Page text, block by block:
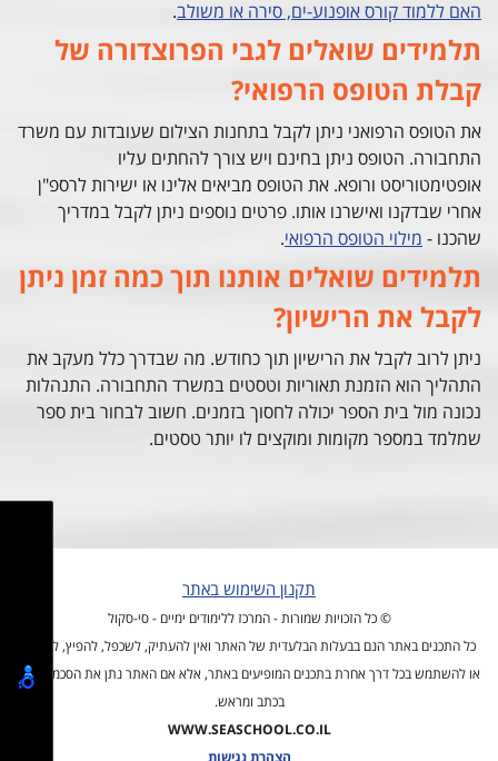
האם ללמוד קורס אופנוע-ים, סירה או משולב.
תלמידים שואלים לגבי הפרוצדורה של
קבלת הטופס הרפואי?
את הטופס הרפואני ניתן לקבל בתחנות הצילום שעובדות עם משרד
התחבורה. הטופס ניתן בחינם ויש צורך להחתים עליו
אופטימטוריסט ורופא. את הטופס מביאים אלינו או ישירות לרספ"ן
אחרי שבדקנו ואישרנו אותו. פרטים נוספים ניתן לקבל במדריך
שהכנו - מילוי הטופס הרפואי.
תלמידים שואלים אותנו תוך כמה זמן ניתן
לקבל את הרישיון?
ניתן לרוב לקבל את הרישיון תוך כחודש. מה שבדרך כלל מעקב את
התהליך הוא הזמנת תאוריות וטסטים במשרד התחבורה. התנהלות
נכונה מול בית הספר יכולה לחסוך בזמנים. חשוב לבחור בית ספר
שמלמד במספר מקומות ומוקצים לו יותר טסטים.
תקנון השימוש באתר
© כל הזכויות שמורות - המרכז ללימודים ימיים - סי-סקול
כל התכנים באתר הנם בבעלות הבלעדית של האתר ואין להעתיק, לשכפל, להפיץ, לפרסם
או להשתמש בכל דרך אחרת בתכנים המופיעים באתר, אלא אם האתר נתן את הסכמתו לכך
בכתב ומראש.
WWW.SEASCHOOL.CO.IL